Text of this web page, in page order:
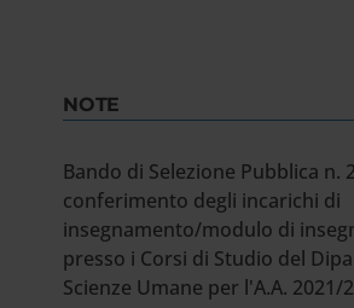
NOTE
Bando di Selezione Pubblica n.
conferimento degli incarichi di
insegnamento/modulo di
presso i Corsi di Studio del
Scienze Umane per l'A.A.